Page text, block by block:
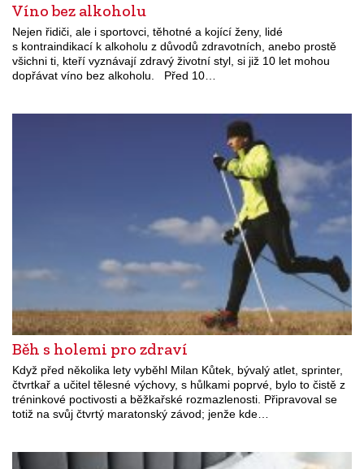
Víno bez alkoholu
Nejen řidiči, ale i sportovci, těhotné a kojící ženy, lidé
s kontraindikací k alkoholu z důvodů zdravotních, anebo prostě
všichni ti, kteří vyznávají zdravý životní styl, si již 10 let mohou
dopřávat víno bez alkoholu. Před 10…
Běh s holemi pro zdraví
Když před několika lety vyběhl Milan Kůtek, bývalý atlet, sprinter,
čtvrtkař a učitel tělesné výchovy, s hůlkami poprvé, bylo to čistě z
tréninkové poctivosti a běžkařské rozmazlenosti. Připravoval se
totiž na svůj čtvrtý maratonský závod; jenže kde…